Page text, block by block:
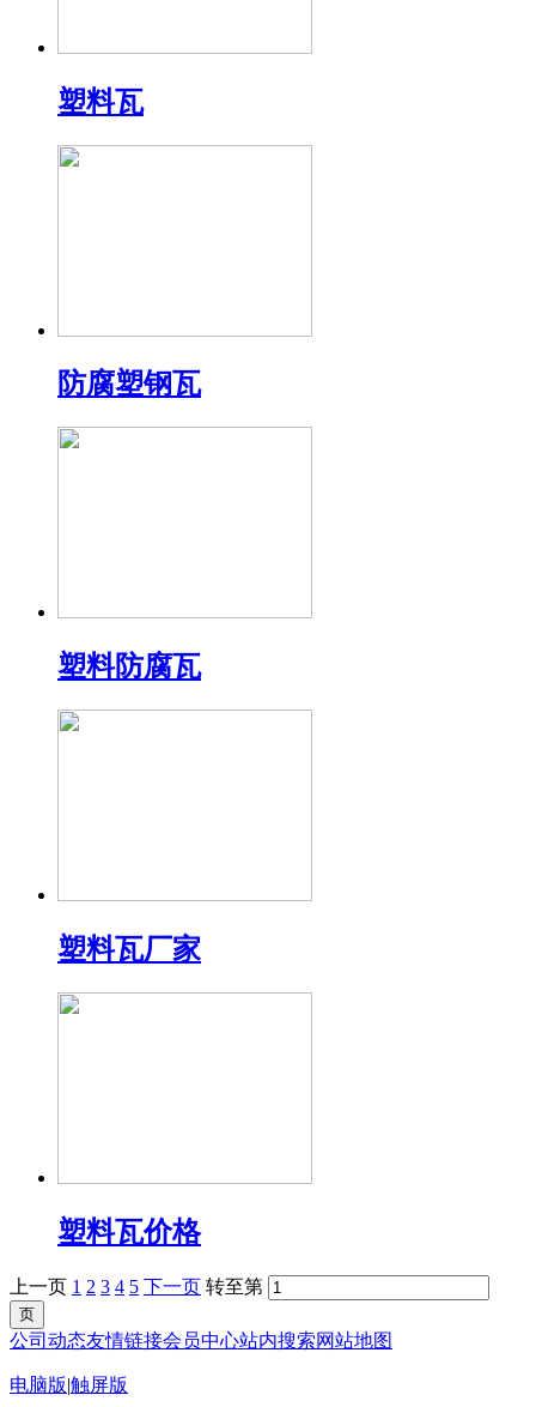
塑料瓦
防腐塑钢瓦
塑料防腐瓦
塑料瓦厂家
塑料瓦价格
上一页 1 2 3 4 5 下一页 转至第
公司动态友情链接会员中心站内搜索网站地图
电脑版|触屏版